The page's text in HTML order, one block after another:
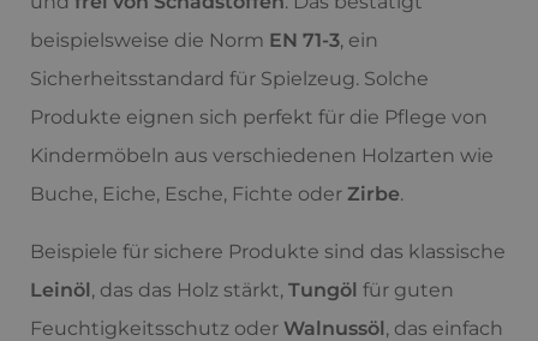
beispielsweise die Norm EN 71-3, ein
Sicherheitsstandard für Spielzeug. Solche
Produkte eignen sich perfekt für die Pflege von
Kindermöbeln aus verschiedenen Holzarten wie
Buche, Eiche, Esche, Fichte oder Zirbe.
Beispiele für sichere Produkte sind das klassische
Leinöl , das das Holz stärkt, Tungöl für guten
Feuchtigkeitsschutz oder Walnussöl , das einfach